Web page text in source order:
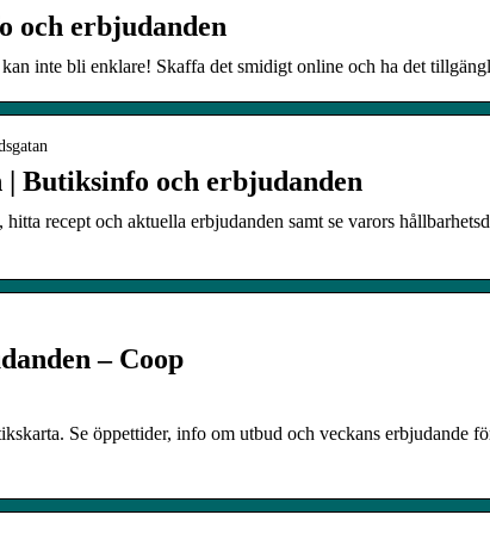
och erbjudanden
inte bli enklare! Skaffa det smidigt online och ha det
| Butiksinfo och erbjudanden
recept och aktuella erbjudanden samt se varors
– Coop
Se öppettider, info om utbud och veckans erbjudande